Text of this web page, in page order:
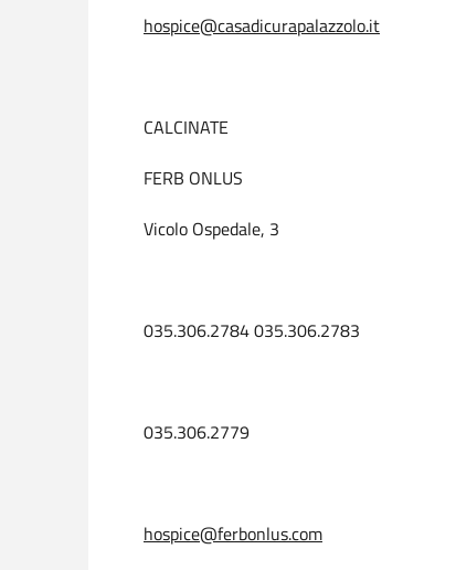
hospice@casadicurapalazzolo.it
CALCINATE
FERB ONLUS
Vicolo Ospedale, 3
035.306.2784 035.306.2783
035.306.2779
hospice@ferbonlus.com